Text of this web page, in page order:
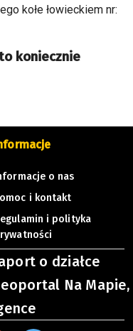
kołe łowieckiem nr:
koniecznie
o nas
i kontakt
i polityka
o działce
Na Mapie,